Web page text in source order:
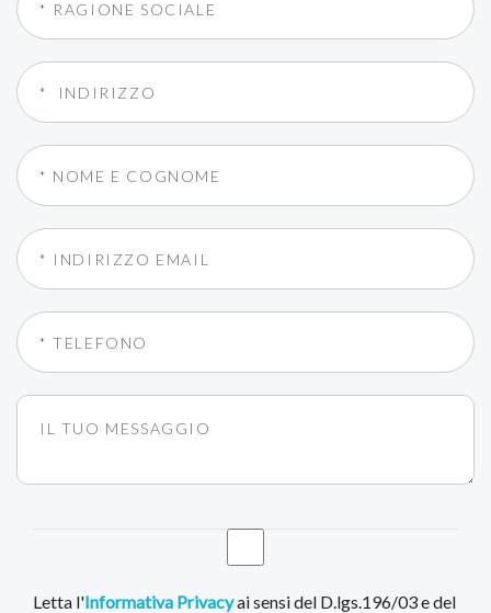
Letta l'Informativa Privacyai sensi del D.lgs.196/03 e del